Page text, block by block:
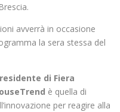
avverrà in occasione
la sera stessa del
di Fiera
è quella di
per reagire alla